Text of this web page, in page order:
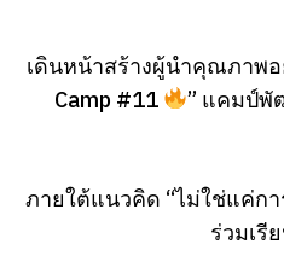
เดินหน้าสร้างผู้นำคุณภาพอ
Camp #11
” แคมป์พั
ภายใต้แนวคิด “ไม่ใช่แค่ก
ร่วมเรี